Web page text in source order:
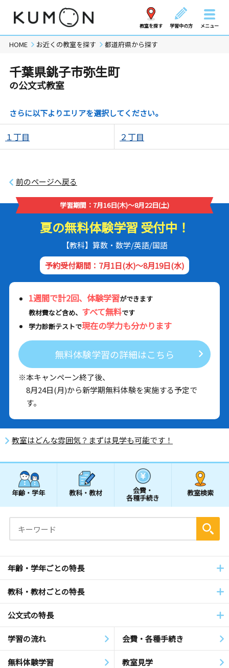
教室を探す 学習中の方 メニュー
HOME お近くの教室を探す 都道府県から探す
千葉県銚子市弥生町
の公文式教室
さらに以下よりエリアを選択してください。
１丁目 ２丁目
前のページへ戻る
学習期間：7月16日(木)～8月22日(土)
夏の無料体験学習 受付中！
【教科】算数・数学/英語/国語
予約受付期間：7月1日(水)～8月19日(水)
1週間で計2回、体験学習ができます
教材費など含め、 すべて無料です
学力診断テストで現在の学力も分かります
無料体験学習の詳細はこちら
※本キャンペーン終了後、
8月24日(月)から新学期無料体験を実施する予定で
す。
教室はどんな雰囲気？まずは見学も可能です！
年齢・学年 教科・教材 会費・
各種手続き
教室検索
年齢・学年ごとの特長
教科・教材ごとの特長
公文式の特長
学習の流れ 会費・各種手続き
無料体験学習 教室見学